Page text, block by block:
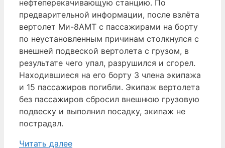
нефтеперекачивающую станцию. По
предварительной информации, после взлёта
вертолет Ми-8АМТ с пассажирами на борту
по неустановленным причинам столкнулся с
внешней подвеской вертолета с грузом, в
результате чего упал, разрушился и сгорел.
Находившиеся на его борту 3 члена экипажа
и 15 пассажиров погибли. Экипаж вертолета
без пассажиров сбросил внешнюю грузовую
подвеску и выполнил посадку, экипаж не
пострадал.
Читать далее